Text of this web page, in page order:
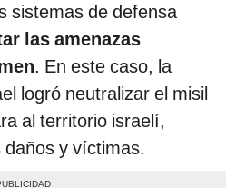
sistemas de defensa
las amenazas
. En este caso, la
logró neutralizar el misil
al territorio israelí,
y víctimas.